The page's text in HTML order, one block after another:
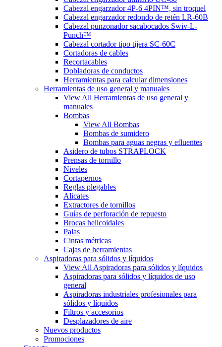
Cabezal engarzador 4P-6 4PIN™, sin troquel
Cabezal engarzador redondo de retén LR-60B
Cabezal punzonador sacabocados Swiv-L-
Punch™
Cabezal cortador tipo tijera SC-60C
Cortadoras de cables
Recortacables
Dobladoras de conductos
Herramientas para calcular dimensiones
Herramientas de uso general y manuales
View All Herramientas de uso general y
manuales
Bombas
View All Bombas
Bombas de sumidero
Bombas para aguas negras y efluentes
Asidero de tubos STRAPLOCK
Prensas de tornillo
Niveles
Cortapernos
Reglas plegables
Alicates
Extractores de tornillos
Guías de perforación de repuesto
Brocas helicoidales
Palas
Cintas métricas
Cajas de herramientas
Aspiradoras para sólidos y líquidos
View All Aspiradoras para sólidos y líquidos
Aspiradoras para sólidos y líquidos de uso
general
Aspiradoras industriales profesionales para
sólidos y líquidos
Filtros y accesorios
Desplazadores de aire
Nuevos productos
Promociones